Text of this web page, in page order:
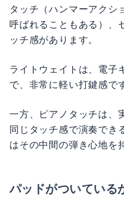
タッチ（ハンマーアクシ
呼ばれることもある）、
ッチ感があります。
ライトウェイトは、電子
で、非常に軽い打鍵感で
一方、ピアノタッチは、
同じタッチ感で演奏でき
はその中間の弾き心地を
パッドがついている